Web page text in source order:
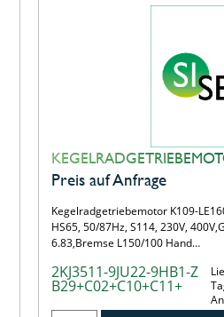
Preis auf Anfrage
Kegelradgetriebemotor K109-
HS65, 50/87Hz, S114, 230V,
6.83,Bremse L150/100 Hand…
2KJ3511-9JU22-9HB1-Z
B29+C02+C10+C11+